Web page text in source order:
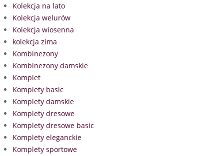
Kolekcja na lato
Kolekcja welurów
Kolekcja wiosenna
kolekcja zima
Kombinezony
Kombinezony damskie
Komplet
Komplety basic
Komplety damskie
Komplety dresowe
Komplety dresowe basic
Komplety eleganckie
Komplety sportowe